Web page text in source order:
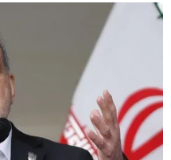
Trà ướp sen Tây Hồ -
tinh hoa mỹ vị của người
Hà Nội
Hàng trăm năm nay,